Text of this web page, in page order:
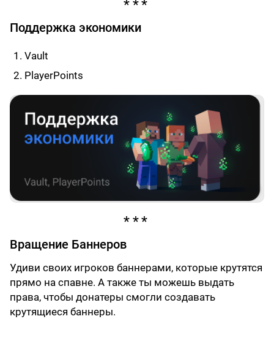
Поддержка экономики
Vault
PlayerPoints
Вращение Баннеров
Удиви своих игроков баннерами, которые крутятся
прямо на спавне. А также ты можешь выдать
права, чтобы донатеры смогли создавать
крутящиеся баннеры.